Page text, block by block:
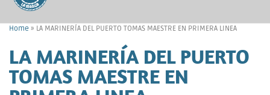
Home » LA MARINERÍA DEL PUERTO TOMAS MAESTRE EN PRIMERA LINEA
LA MARINERÍA DEL PUERTO
TOMAS MAESTRE EN